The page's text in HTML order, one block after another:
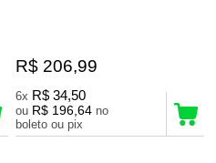
R$ 206,99
6x R$ 34,50
ou R$ 196,64 no
boleto ou pix